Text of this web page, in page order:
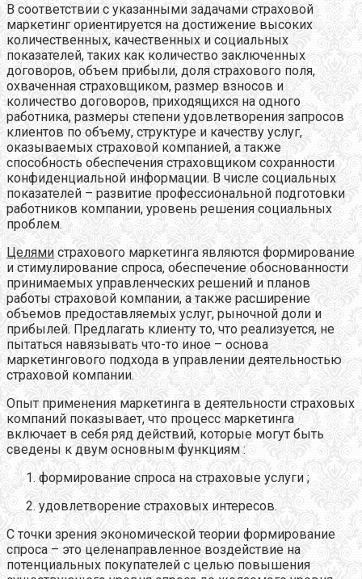
В соответствии с указанными задачами страховой
маркетинг ориентируется на достижение высоких
количественных, качественных и социальных
показателей, таких как количество заключенных
договоров, объем прибыли, доля страхового поля,
охваченная страховщиком, размер взносов и
количество договоров, приходящихся на одного
работника, размеры степени удовлетворения запросов
клиентов по объему, структуре и качеству услуг,
оказываемых страховой компанией, а также
способность обеспечения страховщиком сохранности
конфиденциальной информации. В числе социальных
показателей – развитие профессиональной подготовки
работников компании, уровень решения социальных
проблем.
Целями страхового маркетинга являются формирование
и стимулирование спроса, обеспечение обоснованности
принимаемых управленческих решений и планов
работы страховой компании, а также расширение
объемов предоставляемых услуг, рыночной доли и
прибылей. Предлагать клиенту то, что реализуется, не
пытаться навязывать что-то иное – основа
маркетингового подхода в управлении деятельностью
страховой компании.
Опыт применения маркетинга в деятельности страховых
компаний показывает, что процесс маркетинга
включает в себя ряд действий, которые могут быть
сведены к двум основным функциям :
формирование спроса на страховые услуги ;
удовлетворение страховых интересов.
С точки зрения экономической теории формирование
спроса – это целенаправленное воздействие на
потенциальных покупателей с целью повышения